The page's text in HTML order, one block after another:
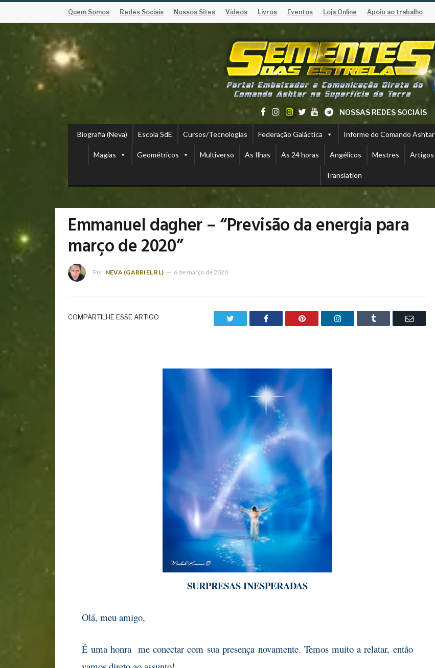
Quem Somos Redes Sociais Nossos Sites Vídeos Livros Eventos Loja Online Apoio ao trabalho
NOSSAS REDES SOCIAIS
Biografia (Neva) Escola SdE Cursos/Tecnologias Federação Galáctica Informe do Comando Ashtar
Magias Geométricos Multiverso As Ilhas As 24 horas Angélicos Mestres Artigos
Translation
Emmanuel dagher – “Previsão da energia para
março de 2020”
Por NEVA (GABRIEL RL) 6 de março de 2020
COMPARTILHE ESSE ARTIGO Facebook Pinterest LinkedIn Tumblr Email
SURPRESAS INESPERADAS
Olá, meu amigo,
É uma honra me conectar com sua presençanovamente. Temos muito a relatar, então